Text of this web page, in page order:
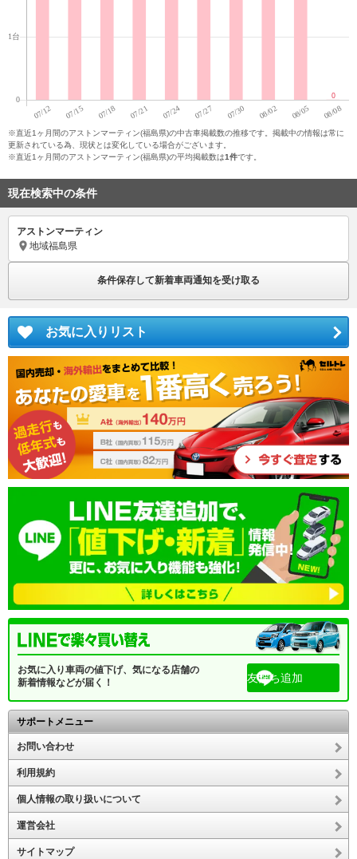
※直近1ヶ月間のアストンマーティン(福島県)の中古車掲載数の推移です。掲載中の情報は常に
更新されている為、現状とは変化している場合がございます。
※直近1ヶ月間のアストンマーティン(福島県)の平均掲載数は1件です。
現在検索中の条件
アストンマーティン
地域福島県
条件保存して新着車両通知を受け取る
お気に入りリスト
お気に入り車両の値下げ、気になる店舗の
新着情報などが届く！
友だち追加
サポートメニュー
お問い合わせ
利用規約
個人情報の取り扱いについて
運営会社
サイトマップ